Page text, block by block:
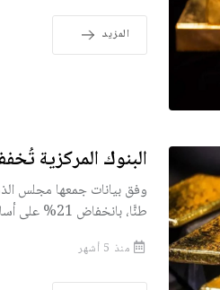
المزيد
البنوك المركزية
طنًّا، بانخفاض 21% على أساس سنوي، وهو أدنى مستوى منذ 2021.
منذ 5 أشهر